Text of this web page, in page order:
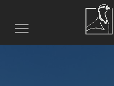
Toggle